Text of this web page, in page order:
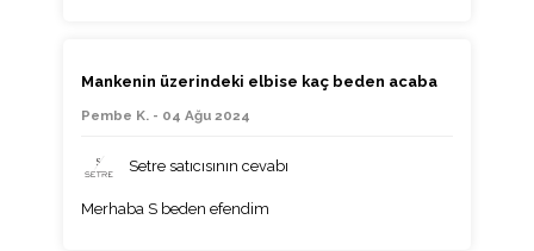
Mankenin üzerindeki elbise kaç beden acaba
Pembe K. - 04 Ağu 2024
Setre satıcısının cevabı
Merhaba S beden efendim